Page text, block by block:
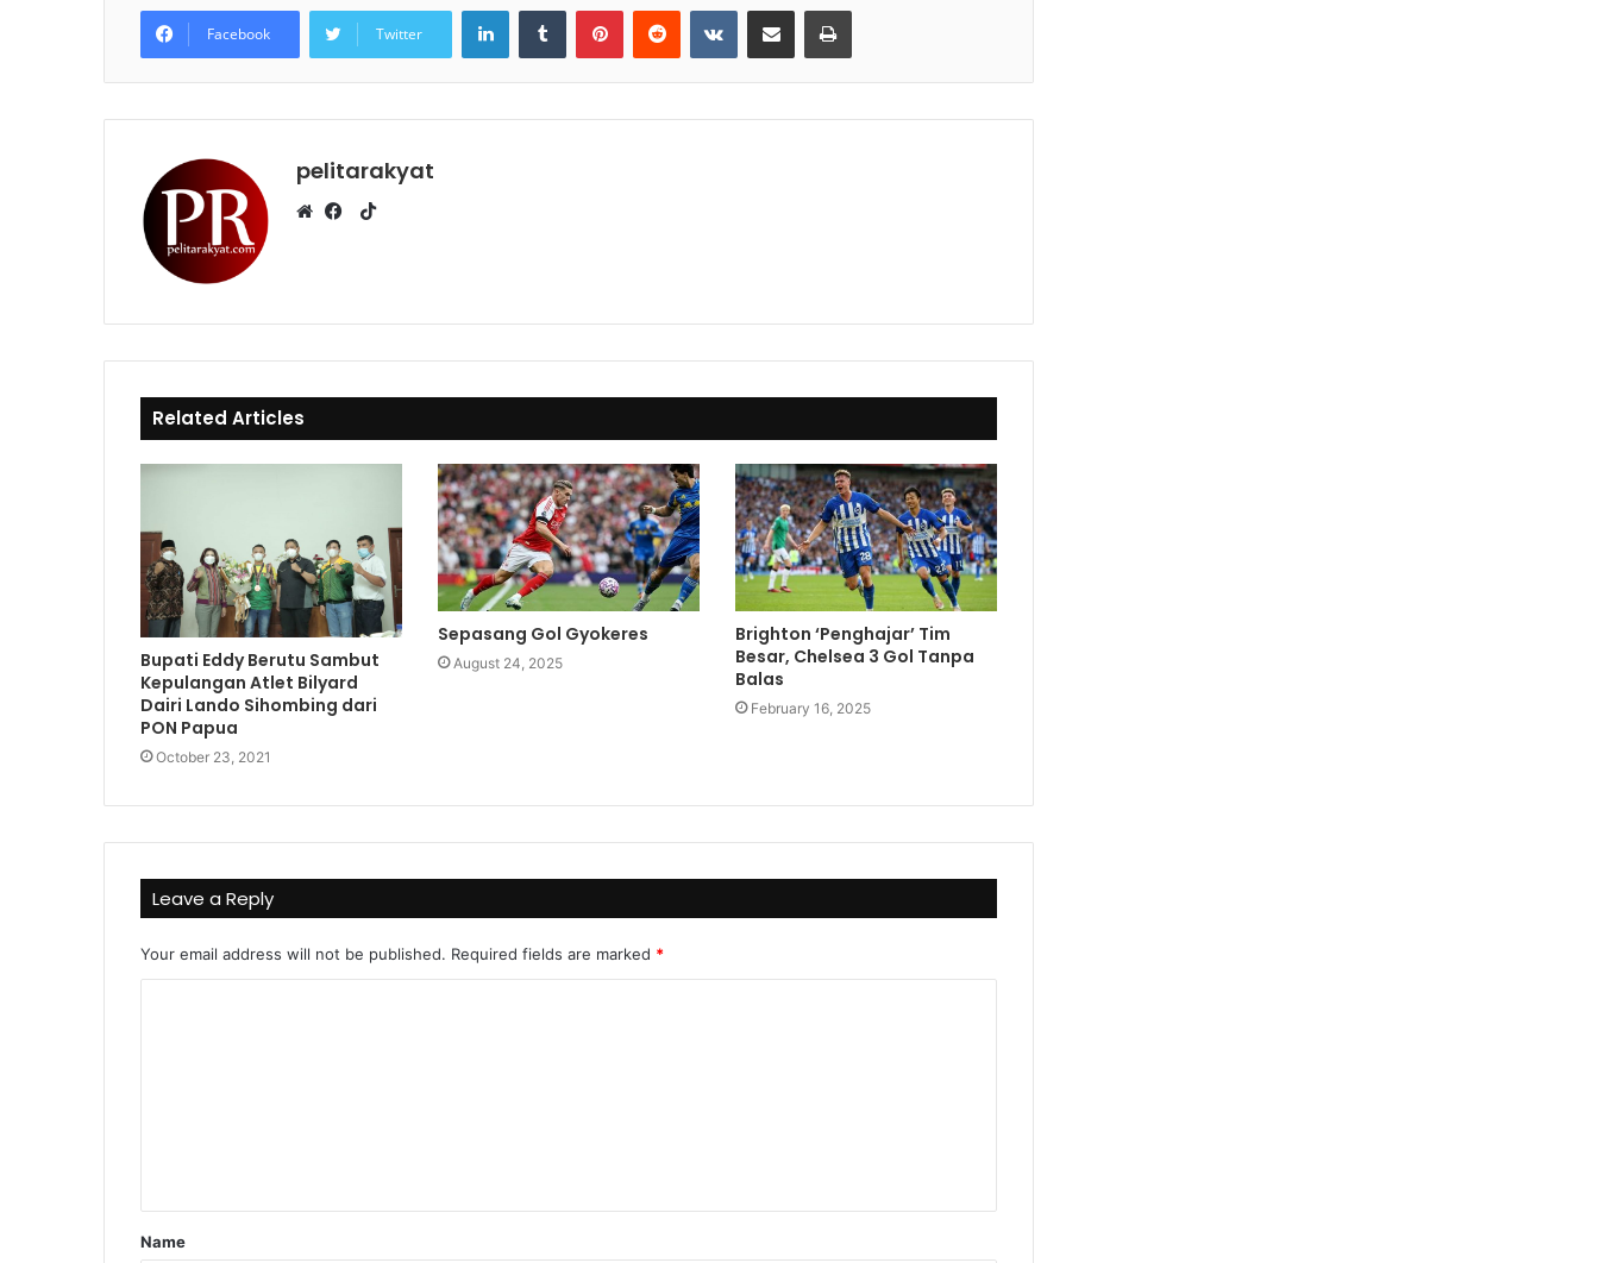
Facebook Twitter
pelitarakyat
s
e
k
T
o
Related Articles
Bupati Eddy Berutu Sambut
Kepulangan Atlet Bilyard
Dairi Lando Sihombing dari
PON Papua
October 23, 2021
Sepasang Gol Gyokeres
August 24, 2025
Brighton ‘Penghajar’ Tim
Besar, Chelsea 3 Gol Tanpa
Balas
February 16, 2025
Leave a Reply
Your email address will not be published. Required fields are marked *
t
*
Name